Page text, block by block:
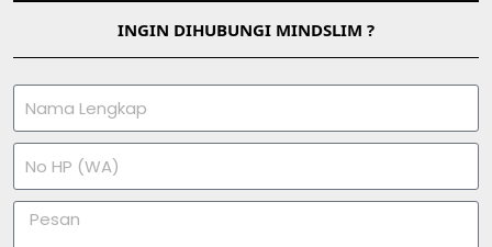
INGIN DIHUBUNGI MINDSLIM ?